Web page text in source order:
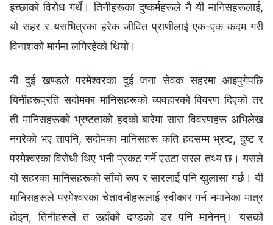
इच्‍छाको विरोध गर्थे। तिनीहरूका दुष्कर्महरूले नै यी मानिसहरूलाई,
यो सहर र यसभित्रका हरेक जीवित प्राणीलाई एक-एक कदम गरी
विनाशको मार्गमा लगिरहेको थियो।
यी दुई खण्डले परमेश्‍वरका दुई जना सेवक सहरमा आइपुगेपछि
यिनीहरूप्रति सदोमका मानिसहरूको व्यवहारको विवरण दिएको तर
ती मानिसहरूको भ्रष्टताको हदको बारेमा सारा विवरणहरू अभिलेख
नगरेको भए तापनि, सदोमका मानिसहरू कति हदसम्‍म भ्रष्ट, दुष्ट र
परमेश्‍वरका विरोधी थिए भनी प्रकट गर्ने एउटा सरल तथ्य छ। यसले
यो सहरका मानिसहरूको साँचो रूप र सारलाई पनि खुलासा गर्छ। यी
मानिसहरूले परमेश्‍वरका चेतावनीहरूलाई स्वीकार गर्न नमानेका मात्र
होइन, तिनीहरूले त उहाँको दण्डको डर पनि मानेनन्। यसको